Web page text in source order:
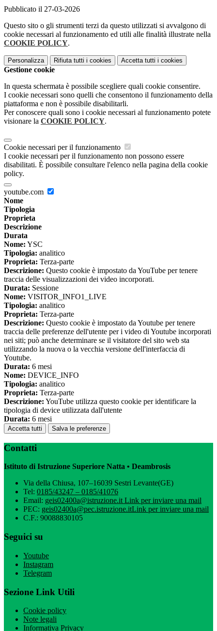
Pubblicato il 27-03-2026
Questo sito o gli strumenti terzi da questo utilizzati si avvalgono di
cookie necessari al funzionamento ed utili alle finalità illustrate nella
COOKIE POLICY.
Personalizza Rifiuta tutti i cookies Accetta tutti i cookies
Gestione cookie
In questa schermata è possibile scegliere quali cookie consentire.
I cookie necessari sono quelli che consentono il funzionamento della
piattaforma e non è possibile disabilitarli.
Per conoscere quali sono i cookie necessari al funzionamento potete
visionare la COOKIE POLICY.
Cookie necessari per il funzionamento
I cookie necessari per il funzionamento non possono essere
disabilitati. È possibile consultare l'elenco nella pagina della cookie
policy.
youtube.com
Nome
Tipologia
Proprieta
Descrizione
Durata
Nome: YSC
Tipologia: analitico
Proprieta: Terza-parte
Descrizione: Questo cookie è impostato da YouTube per tenere
traccia delle visualizzazioni dei video incorporati.
Durata: Sessione
Nome: VISITOR_INFO1_LIVE
Tipologia: analitico
Proprieta: Terza-parte
Descrizione: Questo cookie è impostato da Youtube per tenere
traccia delle preferenze dell'utente per i video di Youtube incorporati
nei siti; può anche determinare se il visitatore del sito web sta
utilizzando la nuova o la vecchia versione dell'interfaccia di
Youtube.
Durata: 6 mesi
Nome: DEVICE_INFO
Tipologia: analitico
Proprieta: Terza-parte
Descrizione: YouTube utilizza questo cookie per identificare la
tipologia di device utilizzata dall'utente
Durata: 6 mesi
Accetta tutti Salva le preferenze
Contatti
Istituto di Istruzione Superiore Natta • Deambrosis
Via della Chiusa, 107–16039 Sestri Levante(GE)
Tel: 0185/43247 – 0185/41076
Email: geis02400a@istruzione.itLink per inviare una mail
PEC: geis02400a@pec.istruzione.itLink per inviare una mail
C.F.: 90088830105
Seguici su
Youtube
Instagram
Telegram
Sezione Link Utili
Cookie policy
Note legali
Informativa Privacy